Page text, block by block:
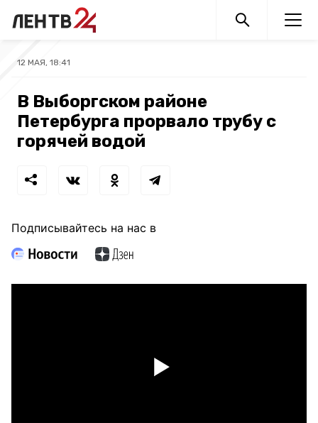
12 МАЯ, 18:41
В Выборгском районе
Петербурга прорвало трубу с
горячей водой
Подписывайтесь на нас в